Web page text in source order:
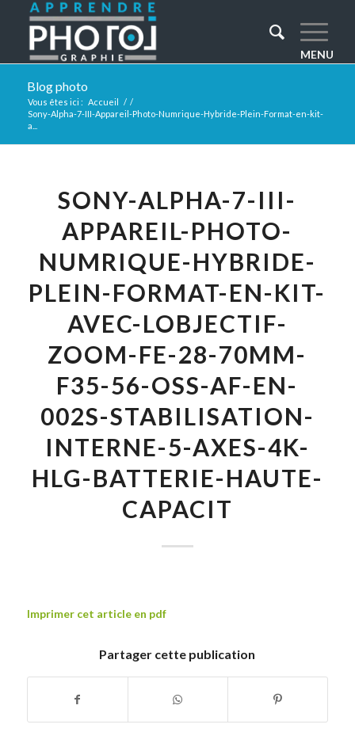
Blog photo
Vous êtes ici : Accueil / /
Sony-Alpha-7-III-Appareil-Photo-Numrique-Hybride-Plein-Format-en-kit-
a...
SONY-ALPHA-7-III-
APPAREIL-PHOTO-
NUMRIQUE-HYBRIDE-
PLEIN-FORMAT-EN-KIT-
AVEC-LOBJECTIF-
ZOOM-FE-28-70MM-
F35-56-OSS-AF-EN-
002S-STABILISATION-
INTERNE-5-AXES-4K-
HLG-BATTERIE-HAUTE-
CAPACIT
Imprimer cet article en pdf
Partager cette publication